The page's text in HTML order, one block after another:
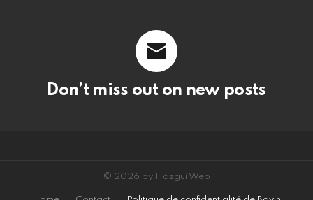
Don’t miss out on new posts
© 2026 by Hazgui Web